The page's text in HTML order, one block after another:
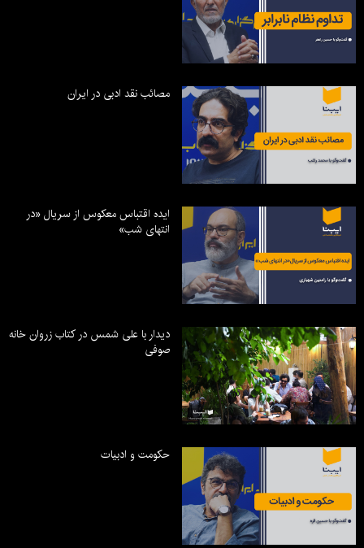
مصائب نقد ادبی در ایران
ایده اقتباس معکوس از سریال «در
انتهای شب»
دیدار با علی شمس در کتاب زروان خانه
صوفی
حکومت و ادبیات